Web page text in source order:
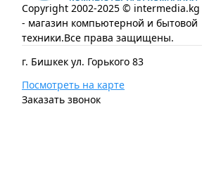
Copyright 2002-2025 © intermedia.kg
- магазин компьютерной и бытовой
техники.Все права защищены.
г. Бишкек ул. Горького 83
Посмотреть на карте
Заказать звонок